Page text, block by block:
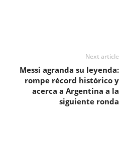
Next article
Messi agranda su leyenda:
rompe récord histórico y
acerca a Argentina a la
siguiente ronda